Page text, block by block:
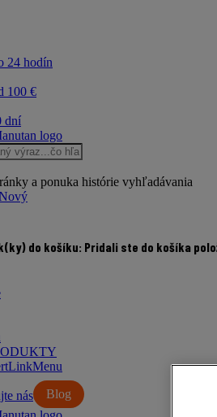
24 hodín
100 €
dní
a ponuka histórie vyhľadávania
do košíku: Pridali ste do košíka
Blog
nás